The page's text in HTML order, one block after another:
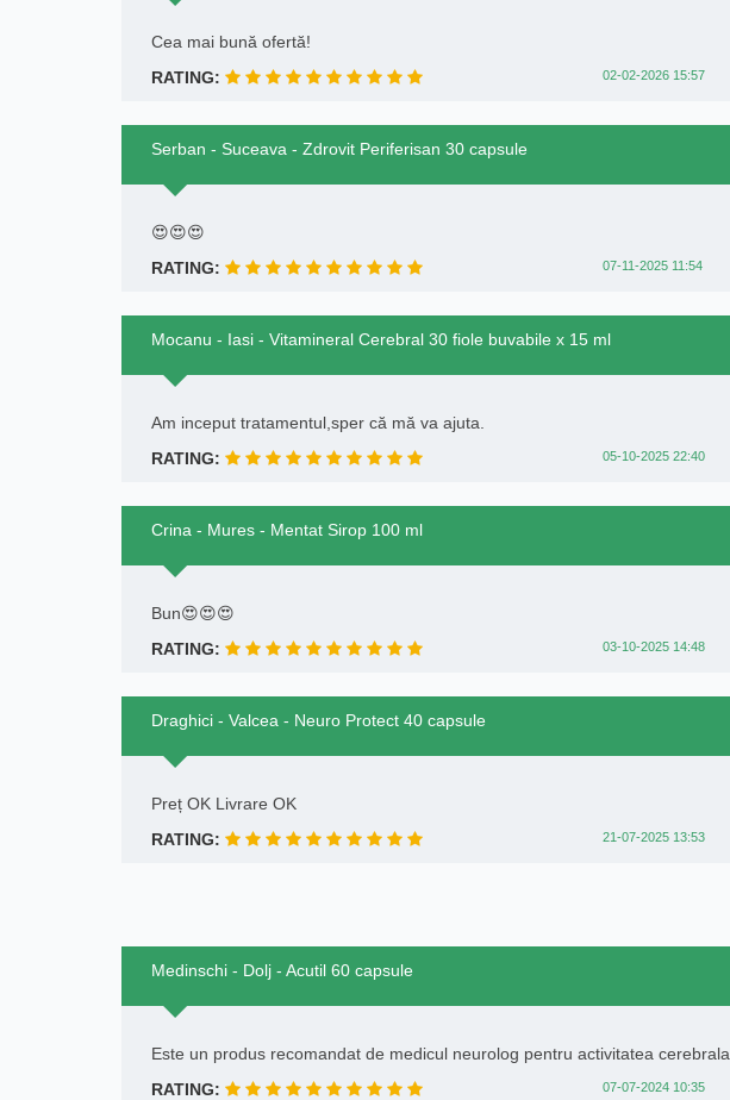
Cea mai bună ofertă!
RATING:
02-02-2026 15:57
Serban - Suceava - Zdrovit Periferisan 30 capsule
😍😍😍
RATING:
07-11-2025 11:54
Mocanu - Iasi - Vitamineral Cerebral 30 fiole buvabile x 15 ml
Am inceput tratamentul,sper că mă va ajuta.
RATING:
05-10-2025 22:40
Crina - Mures - Mentat Sirop 100 ml
Bun😍😍😍
RATING:
03-10-2025 14:48
Draghici - Valcea - Neuro Protect 40 capsule
Preț OK Livrare OK
RATING:
21-07-2025 13:53
Medinschi - Dolj - Acutil 60 capsule
Este un produs recomandat de medicul neurolog pentru activitatea cerebrala.
RATING:
07-07-2024 10:35